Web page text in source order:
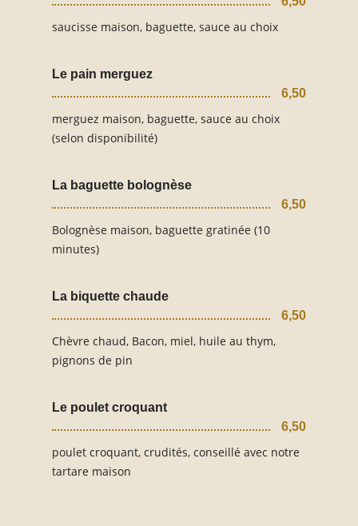
saucisse maison, baguette, sauce au choix
Le pain merguez
6,50
merguez maison, baguette, sauce au choix
(selon disponibilité)
La baguette bolognèse
6,50
Bolognèse maison, baguette gratinée (10
minutes)
La biquette chaude
6,50
Chèvre chaud, Bacon, miel, huile au thym,
pignons de pin
Le poulet croquant
6,50
poulet croquant, crudités, conseillé avec notre
tartare maison